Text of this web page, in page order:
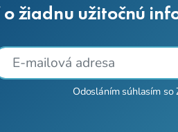
žiadnu užitočnú
Odosláním súhlasím so